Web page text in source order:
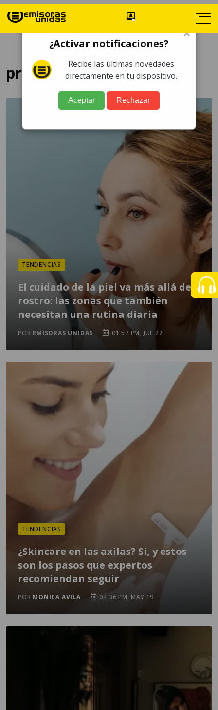
productos de belleza
TENDENCIAS
El cuidado de la piel va más allá del
rostro: las zonas que también
necesitan una rutina diaria
POR EMISORAS UNIDAS 01:57 PM, JUL 22
TENDENCIAS
¿Skincare en las axilas? Sí, y estos
son los pasos que expertos
recomiendan seguir
POR MONICA AVILA 04:36 PM, MAY 19
×
¿Activar notificaciones?
Recibe las últimas novedades
directamente en tu dispositivo.
Aceptar Rechazar